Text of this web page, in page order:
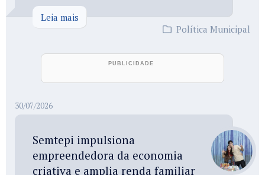
Leia mais
Política Municipal
30/07/2026
Semtepi impulsiona
empreendedora da economia
criativa e amplia renda familiar